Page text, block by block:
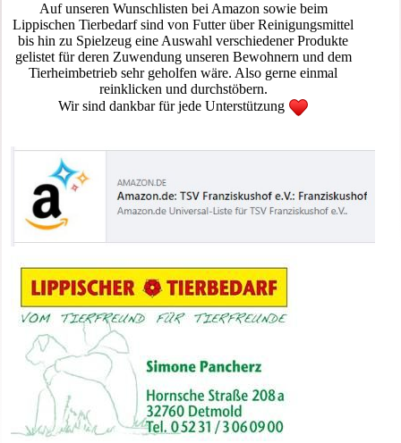
Auf unseren Wunschlisten bei Amazon sowie beim
Lippischen Tierbedarf sind von Futter über Reinigungsmittel
bis hin zu Spielzeug eine Auswahl verschiedener Produkte
gelistet für deren Zuwendung unseren Bewohnern und dem
Tierheimbetrieb sehr geholfen wäre. Also gerne einmal
reinklicken und durchstöbern.
Wir sind dankbar für jede Unterstützung